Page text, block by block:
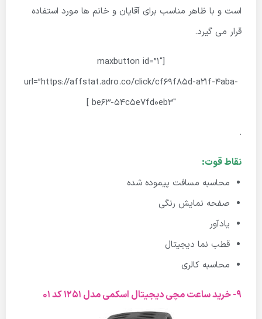
است و با ظاهر مناسب برای آقایان و خانم ها مورد استفاده
قرار می گیرد.
[maxbutton id=”1″
url=”https://affstat.adro.co/click/cf69f85d-a21f-4aba-
be63-54c5e7fd0eb3″ ]
.
نقاط قوت:
محاسبه مسافت پیموده شده
صفحه نمایش رنگی
یادآور
قطب نما دیجیتال
محاسبه کالری
9- خرید ساعت مچی دیجیتال اسکمی مدل 1251 کد 01